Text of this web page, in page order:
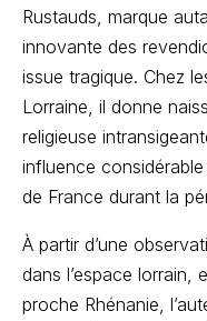
Rustauds, marque
innovante des
issue tragique. Chez
Lorraine, il donne
religieuse
influence
de France durant la
À partir d’une
dans l’espace lorrain,
proche Rhénanie,